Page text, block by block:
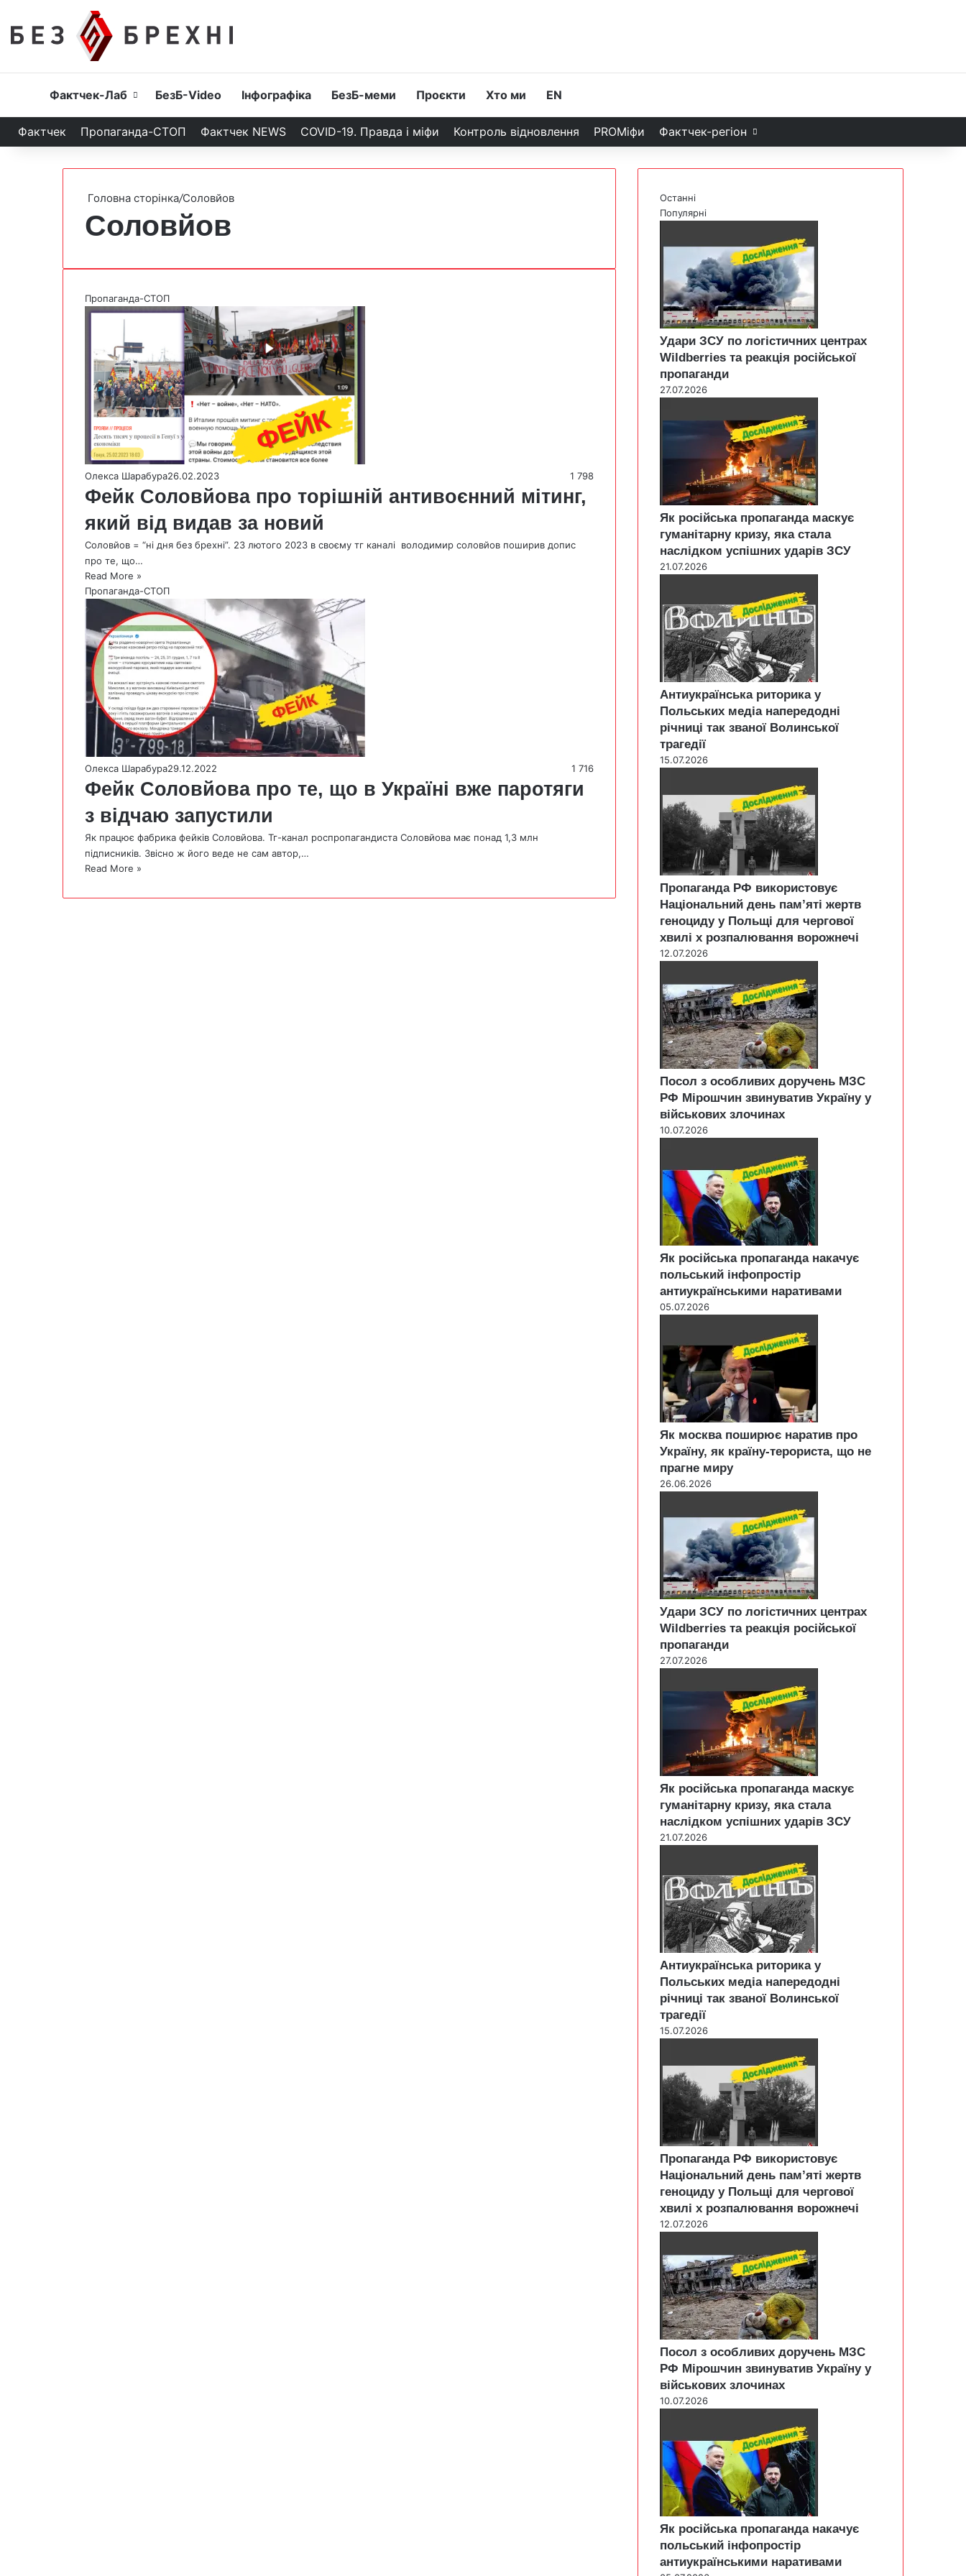
Головна
Фактчек-Лаб БезБ-Video Інфографіка БезБ-меми Проєкти Хто ми EN
Фактчек Пропаганда-СТОП Фактчек NEWS COVID-19. Правда і міфи Контроль відновлення PROМіфи Фактчек-регіон
Головна сторінка/Соловйов
Соловйов
Пропаганда-СТОП
Олекса Шарабура26.02.2023 1 798
Фейк Соловйова про торішній антивоєнний мітинг,
який від видав за новий
Соловйов = “ні дня без брехні”. 23 лютого 2023 в своєму тг каналі володимир соловйов поширив допис
про те, що…
Read More »
Пропаганда-СТОП
Олекса Шарабура29.12.2022 1 716
Фейк Соловйова про те, що в Україні вже паротяги
з відчаю запустили
Як працює фабрика фейків Соловйова. Тг-канал роспропагандиста Соловйова має понад 1,3 млн
підписників. Звісно ж його веде не сам автор,…
Read More »
Останні
Популярні
Удари ЗСУ по логістичних центрах
Wildberries та реакція російської
пропаганди
27.07.2026
Як російська пропаганда маскує
гуманітарну кризу, яка стала
наслідком успішних ударів ЗСУ
21.07.2026
Антиукраїнська риторика у
Польських медіа напередодні
річниці так званої Волинської
трагедії
15.07.2026
Пропаганда РФ використовує
Національний день пам’яті жертв
геноциду у Польщі для чергової
хвилі х розпалювання ворожнечі
12.07.2026
Посол з особливих доручень МЗС
РФ Мірошчин звинуватив Україну у
військових злочинах
10.07.2026
Як російська пропаганда накачує
польський інфопростір
антиукраїнськими наративами
05.07.2026
Як москва поширює наратив про
Україну, як країну-терориста, що не
прагне миру
26.06.2026
Удари ЗСУ по логістичних центрах
Wildberries та реакція російської
пропаганди
27.07.2026
Як російська пропаганда маскує
гуманітарну кризу, яка стала
наслідком успішних ударів ЗСУ
21.07.2026
Антиукраїнська риторика у
Польських медіа напередодні
річниці так званої Волинської
трагедії
15.07.2026
Пропаганда РФ використовує
Національний день пам’яті жертв
геноциду у Польщі для чергової
хвилі х розпалювання ворожнечі
12.07.2026
Посол з особливих доручень МЗС
РФ Мірошчин звинуватив Україну у
військових злочинах
10.07.2026
Як російська пропаганда накачує
польський інфопростір
антиукраїнськими наративами